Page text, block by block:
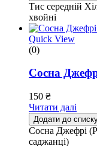
Тис середній
хвойні
Quick View
(0)
Сосна
150 ₴
Читати далі
Додати до
Сосна Джефрі
саджанці)